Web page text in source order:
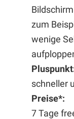
zum
wenige
schneller
Preise*:
7 Tage